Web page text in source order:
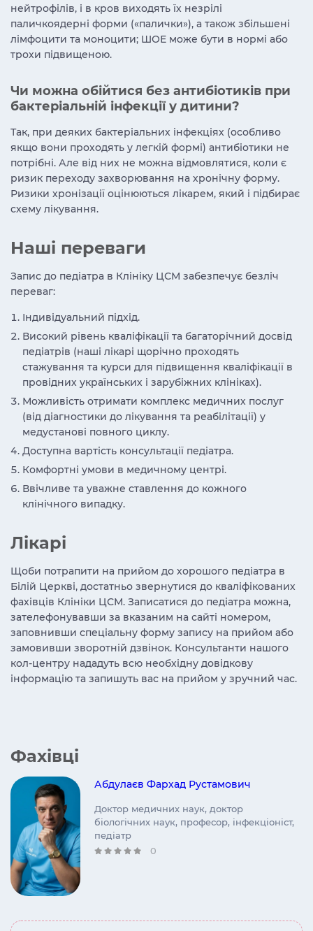
нейтрофілів, і в кров виходять їх незрілі
паличкоядерні форми («палички»), а також збільшені
лімфоцити та моноцити; ШОЕ може бути в нормі або
трохи підвищеною.
Чи можна обійтися без антибіотиків при
бактеріальній інфекції у дитини?
Так, при деяких бактеріальних інфекціях (особливо
якщо вони проходять у легкій формі) антибіотики не
потрібні. Але від них не можна відмовлятися, коли є
ризик переходу захворювання на хронічну форму.
Ризики хронізації оцінюються лікарем, який і підбирає
схему лікування.
Наші переваги
Запис до педіатра в Клініку ЦСМ забезпечує безліч
переваг:
Індивідуальний підхід.
Високий рівень кваліфікації та багаторічний досвід
педіатрів (наші лікарі щорічно проходять
стажування та курси для підвищення кваліфікації в
провідних українських і зарубіжних клініках).
Можливість отримати комплекс медичних послуг
(від діагностики до лікування та реабілітації) у
медустанові повного циклу.
Доступна вартість консультації педіатра.
Комфортні умови в медичному центрі.
Ввічливе та уважне ставлення до кожного
клінічного випадку.
Лікарі
Щоби потрапити на прийом до хорошого педіатра в
Білій Церкві, достатньо звернутися до кваліфікованих
фахівців Клініки ЦСМ. Записатися до педіатра можна,
зателефонувавши за вказаним на сайті номером,
заповнивши спеціальну форму запису на прийом або
замовивши зворотній дзвінок. Консультанти нашого
кол-центру нададуть всю необхідну довідкову
інформацію та запишуть вас на прийом у зручний час.
Фахівці
0
Абдулаєв Фархад Рустамович
Доктор медичних наук, доктор
біологічних наук, професор, інфекціоніст,
педіатр